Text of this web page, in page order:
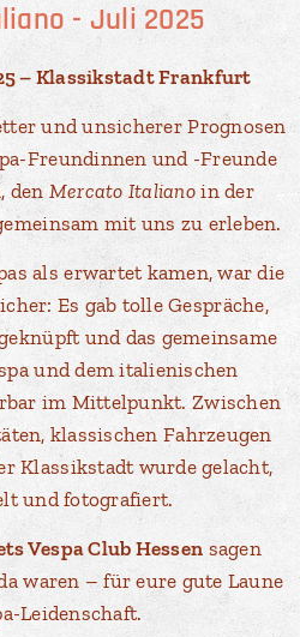
- Juli 2025
– Klassikstadt Frankfurt
und unsicherer Prognosen
Freundinnen und -Freunde
denMercato Italiano in der
mit uns zu erleben.
als erwartet kamen, war die
Es gab tolle Gespräche,
und das gemeinsame
und dem italienischen
im Mittelpunkt. Zwischen
klassischen Fahrzeugen
Klassikstadt wurde gelacht,
und fotografiert.
Vespa Club Hessen sagen
waren – für eure gute Laune
Leidenschaft.